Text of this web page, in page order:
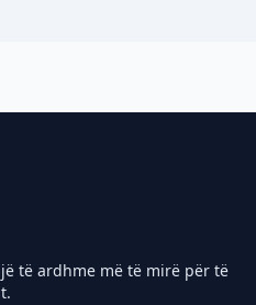
të ardhme më të mirë për të